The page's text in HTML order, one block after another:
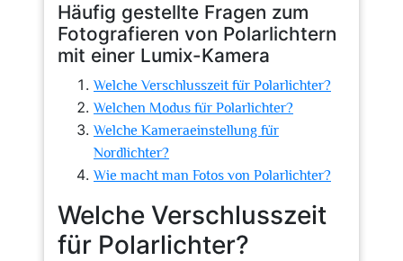
Häufig gestellte Fragen zum
Fotografieren von Polarlichtern
mit einer Lumix-Kamera
Welche Verschlusszeit für Polarlichter?
Welchen Modus für Polarlichter?
Welche Kameraeinstellung für
Nordlichter?
Wie macht man Fotos von Polarlichter?
Welche Verschlusszeit
für Polarlichter?